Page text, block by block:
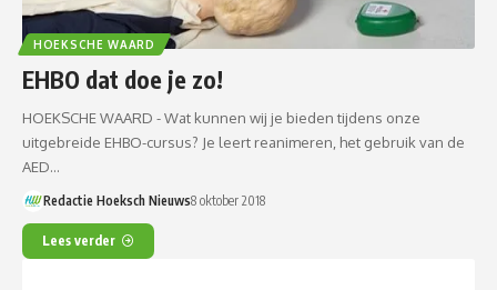
HOEKSCHE WAARD
EHBO dat doe je zo!
HOEKSCHE WAARD - Wat kunnen wij je bieden tijdens onze
uitgebreide EHBO-cursus? Je leert reanimeren, het gebruik van de
AED…
Redactie Hoeksch Nieuws8 oktober 2018
Lees verder